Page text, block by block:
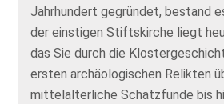
Jahrhundert gegründet, bestand
der einstigen Stiftskirche liegt
das Sie durch die
ersten archäologischen Relikten
mittelalterliche Schatzfunde bis